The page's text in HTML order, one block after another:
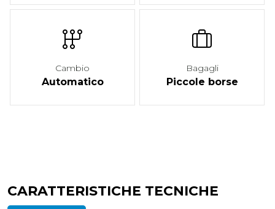
Cambio
Automatico
Bagagli
Piccole borse
CARATTERISTICHE TECNICHE